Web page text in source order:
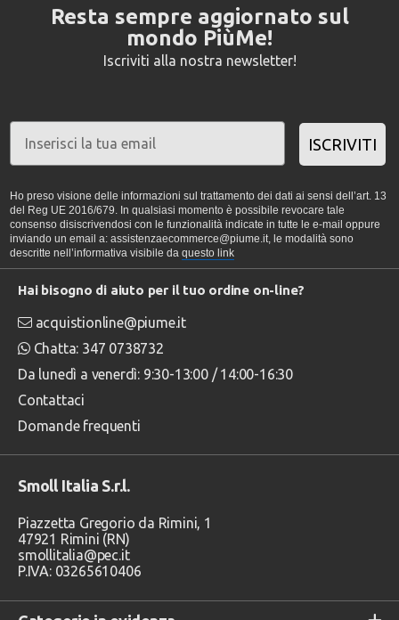
Resta sempre aggiornato sul
mondo PiùMe!
Iscriviti alla nostra newsletter!
ISCRIVITI
Ho preso visione delle informazioni sul trattamento dei dati ai sensi dell’art. 13
del Reg UE 2016/679. In qualsiasi momento è possibile revocare tale
consenso disiscrivendosi con le funzionalità indicate in tutte le e-mail oppure
inviando un email a: assistenzaecommerce@piume.it, le modalità sono
descritte nell’informativa visibile da questo link
Hai bisogno di aiuto per il tuo ordine on-line?
acquistionline@piume.it
Chatta: 347 0738732
Da lunedì a venerdì: 9:30-13:00 / 14:00-16:30
Contattaci
Domande frequenti
Smoll Italia S.r.l.
Piazzetta Gregorio da Rimini, 1
47921 Rimini (RN)
smollitalia@pec.it
P.IVA: 03265610406